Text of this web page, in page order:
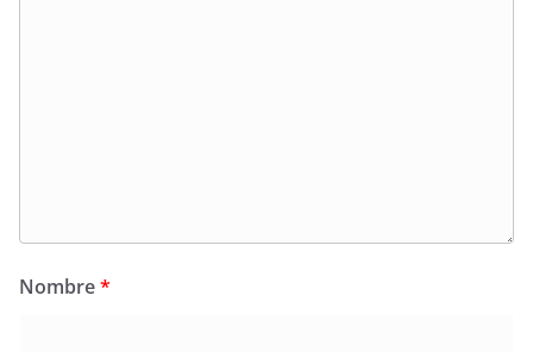
Nombre*